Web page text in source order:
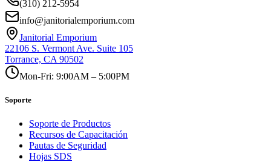
(310) 212-5954
info@janitorialemporium.com
Janitorial Emporium
22106 S. Vermont Ave. Suite 105
Torrance, CA 90502
Mon-Fri: 9:00AM – 5:00PM
Soporte
Soporte de Productos
Recursos de Capacitación
Pautas de Seguridad
Hojas SDS